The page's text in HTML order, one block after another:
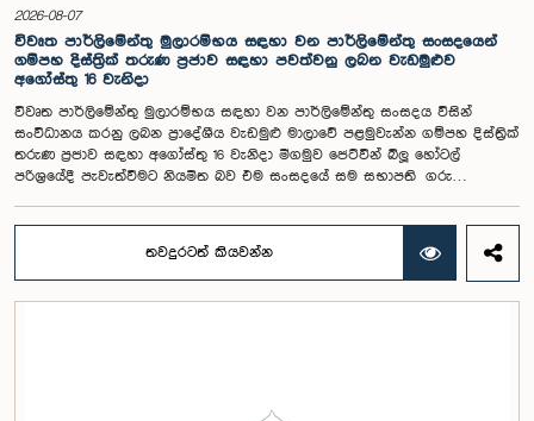
ආචාර්ය උපාලි පන්නිලගේ මහතා සහ ගරු පාර්ලිමේන්තු මන්ත්‍රීවරුන් වන රවී
කරුණානායක, රුවන්තිලක ජයකොඩි සහ කදිරවේලු ෂන්මුගම් කුගදාසන් යන
මහත්වරු සහභාගී වූහ.
2026-08-07
විවෘත පාර්ලිමේන්තු මුලාරම්භය සඳහා වන පාර්ලිමේන්තු සංසදයෙන්
ගම්පහ දිස්ත්‍රික් තරුණ ප්‍රජාව සඳහා පවත්වනු ලබන වැඩමුළුව
අගෝස්තු 16 වැනිදා
විවෘත පාර්ලිමේන්තු මුලාරම්භය සඳහා වන පාර්ලිමේන්තු සංසදය විසින්
සංවිධානය කරනු ලබන ප්‍රාදේශීය වැඩමුළු මාලාවේ පළමුවැන්න ගම්පහ දිස්ත්‍රික්
තරුණ ප්‍රජාව සඳහා අගෝස්තු 16 වැනිදා මීගමුව ජෙට්වින් බ්ලූ හෝටල්
පරිශ්‍රයේදී පැවැත්වීමට නියමිත බව එම සංසදයේ සම සභාපති ගරු
සහභාගීත්වයෙන් විවෘත පාර්ලිමේන්තු සංකල්පය තවදුරටත් ප්‍රවර්ධනය කිරීමේ
අරමුණින් මෙම වැඩමුළු මාලාව සංවිධානය කෙරෙන අතර සංසදයේ සාමාජික
මන්ත්‍රීවරු මෙන්ම ගම්පහ දිස්ත්‍රික් පාර්ලිමේන්තු මන්ත්‍රීවරුන් ද මෙම අවස්ථාවට
සංසදයේ සාමාජික මන්ත්‍රීවරු සහ වැඩමුළු මාලාව සඳහා අනුග්‍රාහකත්වය
තවදුරටත් කියවන්න